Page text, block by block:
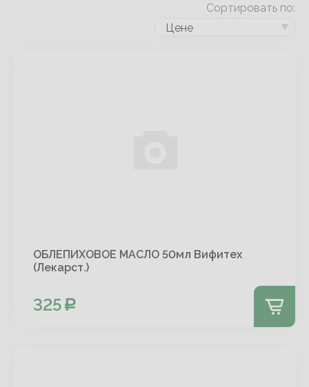
Сортировать по:
Цене
ОБЛЕПИХОВОЕ МАСЛО 50мл Вифитех
(Лекарст.)
325